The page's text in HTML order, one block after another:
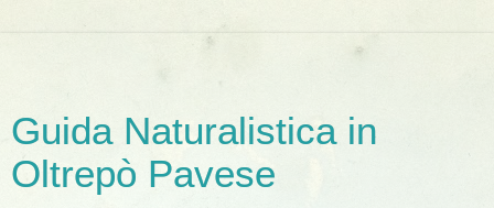
Guida Naturalistica in
Oltrepò Pavese